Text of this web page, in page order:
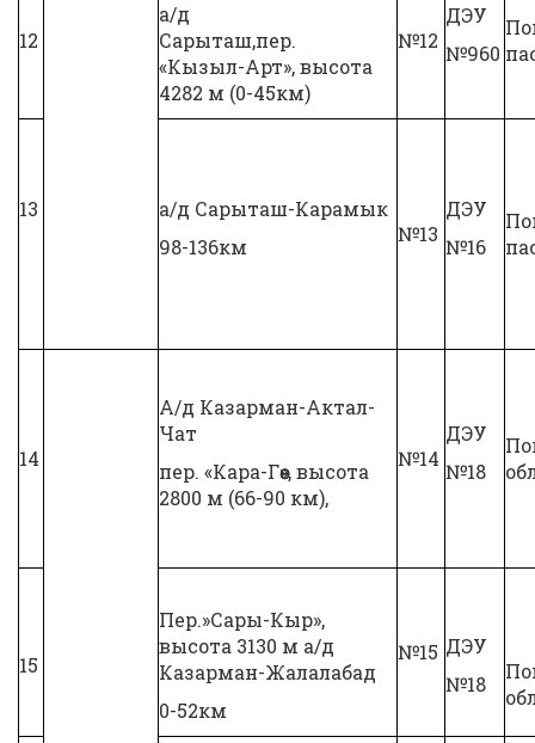
12
а/д
Сарыташ,пер.
«Кызыл-Арт», высота
4282 м (0-45км)
№12
ДЭУ
№960
13
а/д Сарыташ-Карамык
98-136км
№13
ДЭУ
№16
14
А/д Казарман-Актал-
Чат
пер. «Кара-Гөө», высота
2800 м (66-90 км),
№14
ДЭУ
№18
15
Пер.»Сары-Кыр»,
высота 3130 м а/д
Казарман-Жалалабад
0-52км
№15 ДЭУ
№18